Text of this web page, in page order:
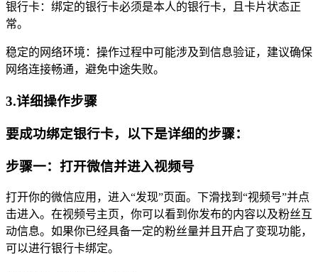
银行卡：绑定的银行卡必须是本人的银行卡，且卡片状态正
常。
稳定的网络环境：操作过程中可能涉及到信息验证，建议确保
网络连接畅通，避免中途失败。
3.详细操作步骤
要成功绑定银行卡，以下是详细的步骤：
步骤一：打开微信并进入视频号
打开你的微信应用，进入“发现”页面。下滑找到“视频号”并点
击进入。在视频号主页，你可以看到你发布的内容以及粉丝互
动信息。如果你已经具备一定的粉丝量并且开启了变现功能，
可以进行银行卡绑定。